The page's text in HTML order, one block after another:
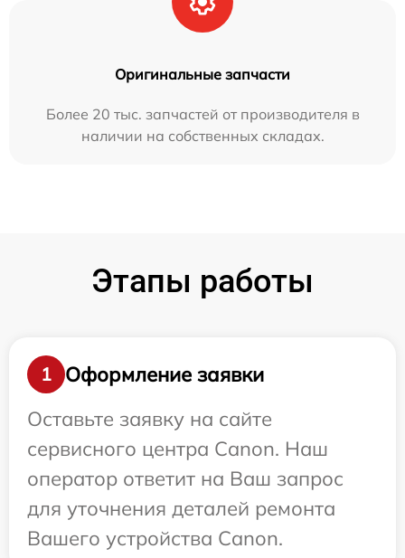
Оригинальные запчасти
Более 20 тыс. запчастей от производителя в
наличии на собственных складах.
Этапы работы
1
Оформление заявки
Оставьте заявку на сайте
сервисного центра Canon. Наш
оператор ответит на Ваш запрос
для уточнения деталей ремонта
Вашего устройства Canon.